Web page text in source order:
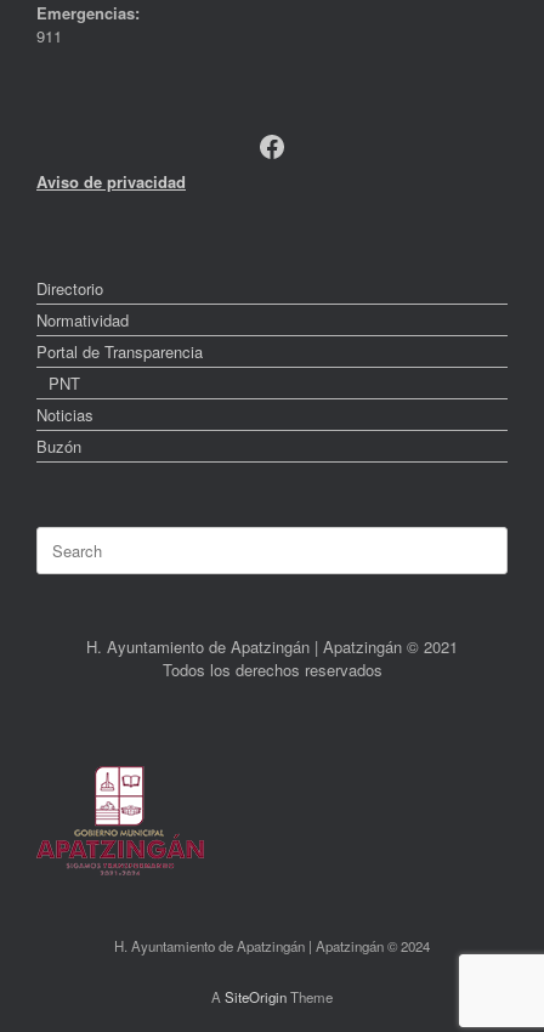
Emergencias:
911
Facebook
Aviso de privacidad
Directorio
Normatividad
Portal de Transparencia
PNT
Noticias
Buzón
Search
for:
H. Ayuntamiento de Apatzingán | Apatzingán © 2021
Todos los derechos reservados
H. Ayuntamiento de Apatzingán | Apatzingán © 2024
A SiteOriginTheme